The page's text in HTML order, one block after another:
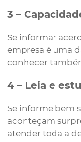
3 –
Se informar
empresa é uma
conhecer
4 – Leia e
Se informe bem
aconteçam
atender toda a